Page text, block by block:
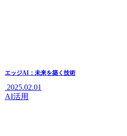
エッジAI：未来を築く技術
2025.02.01
AI活用